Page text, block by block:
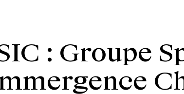
: Groupe